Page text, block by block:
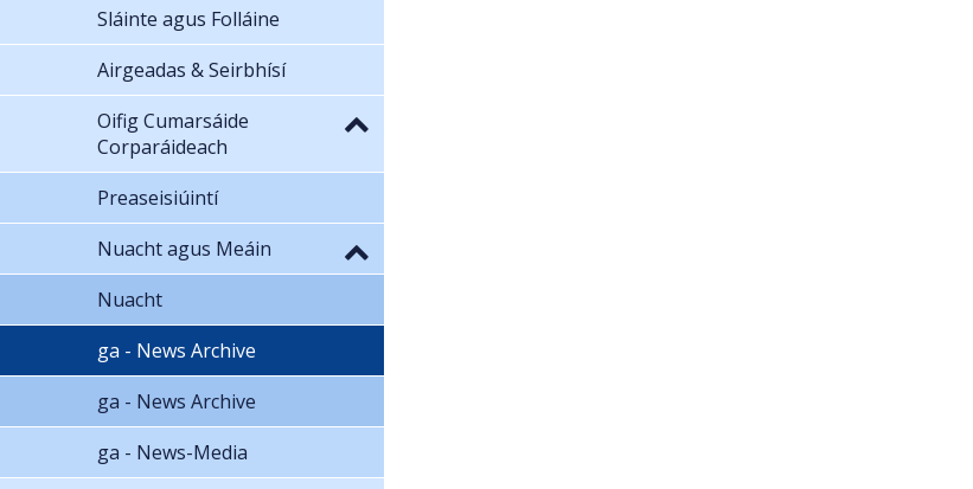
Sláinte agus Folláine
Airgeadas & Seirbhísí
Oifig Cumarsáide
Corparáideach
Preaseisiúintí
Nuacht agus Meáin
Nuacht
ga - News Archive
ga - News Archive
ga - News-Media